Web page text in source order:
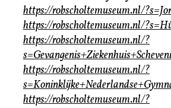
https://robscholtemuseum.nl/
https://robscholtemuseum.nl/
https://robscholtemuseum.nl/?
https://robscholtemuseum.nl/?
https://robscholtemuseum.nl/?